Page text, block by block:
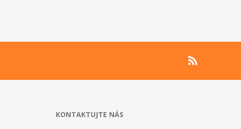
KONTAKTUJTE NÁS